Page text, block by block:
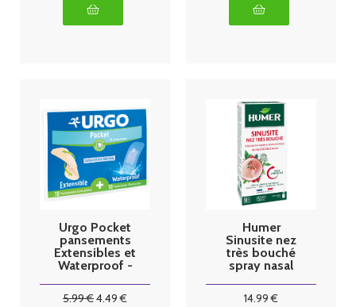
Urgo Pocket
pansements
Extensibles et
Waterproof -
5.99€4.49 €
Humer
Sinusite nez
très bouché
spray nasal
14.99 €